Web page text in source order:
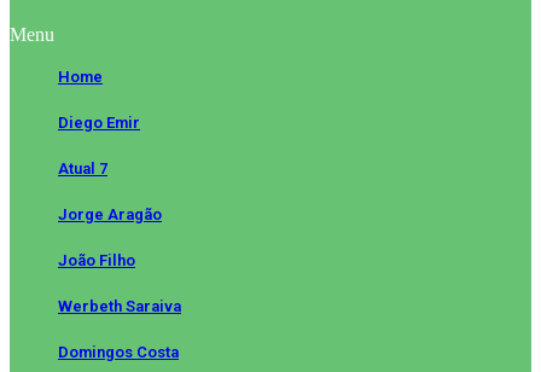
Menu
Home
Diego Emir
Atual 7
Jorge Aragão
João Filho
Werbeth Saraiva
Domingos Costa